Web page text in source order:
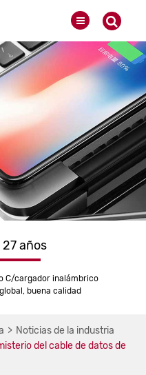
27 años
C/cargador inalámbrico
buena calidad
Noticias de la industria
del cable de datos de